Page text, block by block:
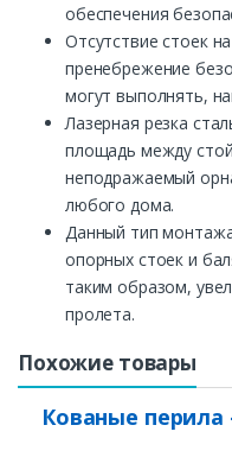
обеспечения
Отсутствие стоек
пренебрежение
могут выполнять,
Лазерная резка
площадь между
неподражаемый
любого дома.
Данный тип
опорных стоек и
таким образом,
пролета.
Похожие товары
Кованые